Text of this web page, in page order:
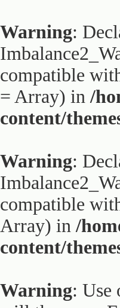
Warning:
compatible
= Array) in/
content/
Warning:
compatible
Array) in/
content/
Warning: Use